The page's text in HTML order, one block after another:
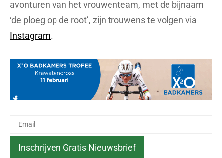
avonturen van het vrouwenteam, met de bijnaam
‘de ploeg op de root’, zijn trouwens te volgen via
Instagram.